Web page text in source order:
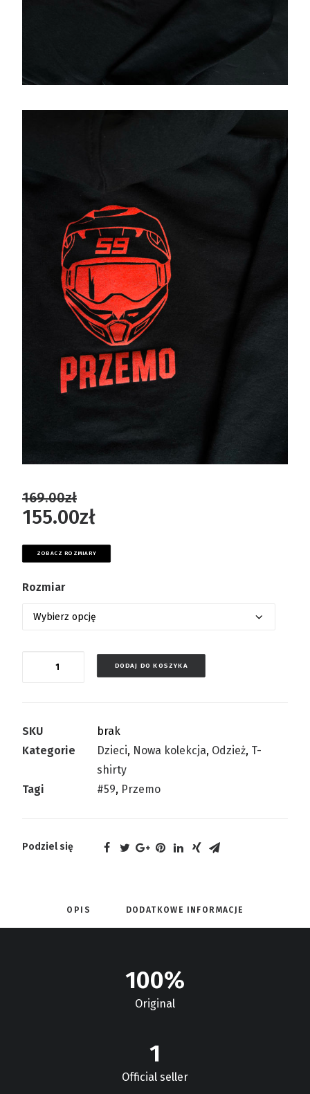
169.00zł
155.00zł
ZOBACZ ROZMIARY
Rozmiar
DODAJ DO KOSZYKA
SKU
brak
Kategorie
Dzieci, Nowa kolekcja, Odzież, T-
shirty
Tagi
#59, Przemo
Podziel się
OPIS DODATKOWE INFORMACJE
100%
Original
1
Official seller